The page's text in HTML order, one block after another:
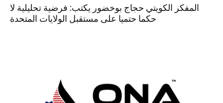
المفكر الكويتي حجاج بوخضور يكتب: فرضية تحليلية لا
حكما حتميا على مستقبل الولايات المتحدة